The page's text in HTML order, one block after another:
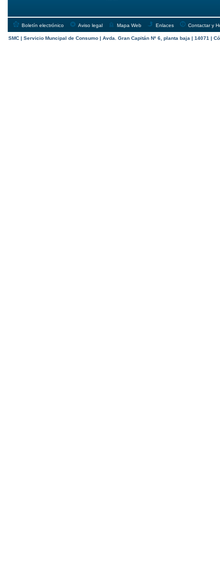
Boletín electrónico Aviso legal Mapa Web Enlaces Contactar y
SMC | Servicio Muncipal de Consumo | Avda. Gran Capitán Nº 6, planta baja | 14071 |